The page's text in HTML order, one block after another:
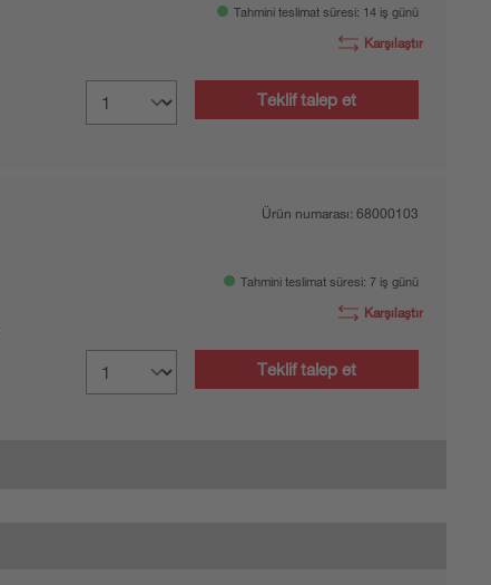
Tahmini teslimat süresi: 14 iş günü
Karşılaştır
Teklif talep et
Ürün numarası: 68000103
Tahmini teslimat süresi: 7 iş günü
Karşılaştır
Teklif talep et